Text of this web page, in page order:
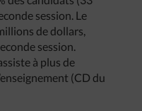
session. Le
de dollars,
session.
à plus de
(CD du